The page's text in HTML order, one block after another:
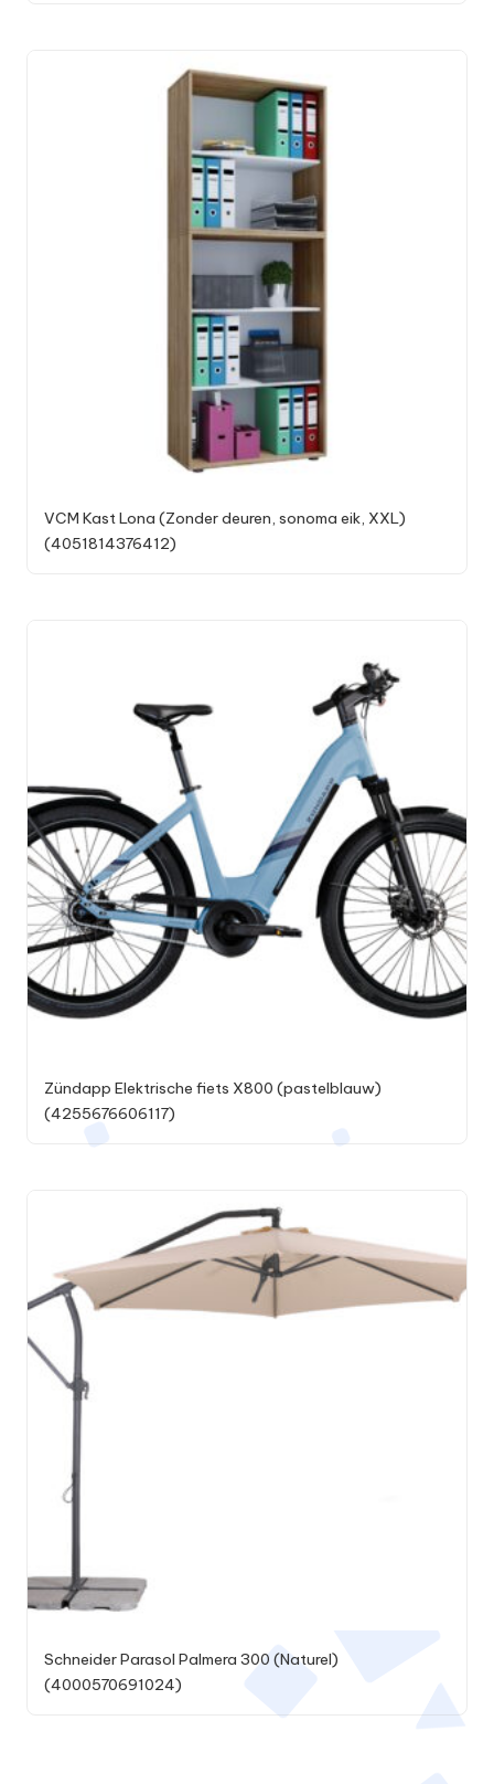
VCM Kast Lona (Zonder deuren, sonoma eik, XXL)
(4051814376412)
Zündapp Elektrische fiets X800 (pastelblauw)
(4255676606117)
Schneider Parasol Palmera 300 (Naturel)
(4000570691024)